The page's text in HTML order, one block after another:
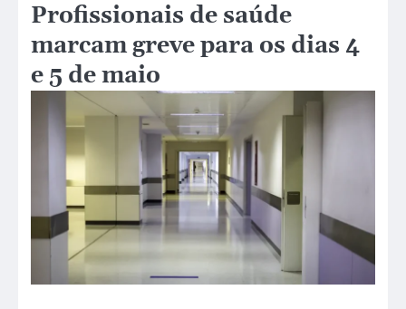
Profissionais de saúde
marcam greve para os dias 4
e 5 de maio